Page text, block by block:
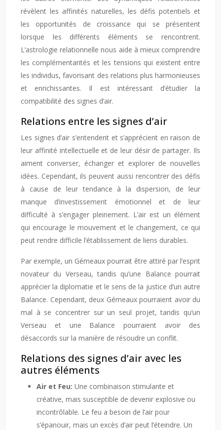
révèlent les affinités naturelles, les défis potentiels et
les opportunités de croissance qui se présentent
lorsque les différents éléments se rencontrent.
L’astrologie relationnelle nous aide à mieux comprendre
les complémentarités et les tensions qui existent entre
les individus, favorisant des relations plus harmonieuses
et enrichissantes. Il est intéressant d’étudier la
compatibilité des signes d’air.
Relations entre les signes d’air
Les signes d’air s’entendent et s’apprécient en raison de
leur affinité intellectuelle et de leur désir de partager. Ils
aiment converser, échanger et explorer de nouvelles
idées. Cependant, ils peuvent aussi rencontrer des défis
à cause de leur tendance à la dispersion, de leur
manque d’investissement émotionnel et de leur
difficulté à s’engager pleinement. L’air est un élément
qui encourage le mouvement et le changement, ce qui
peut rendre difficile l’établissement de liens durables.
Par exemple, un Gémeaux pourrait être attiré par l’esprit
novateur du Verseau, tandis qu’une Balance pourrait
apprécier la diplomatie et le sens de la justice d’un autre
Balance. Cependant, deux Gémeaux pourraient avoir du
mal à se concentrer sur un seul projet, tandis qu’un
Verseau et une Balance pourraient avoir des
désaccords sur la manière de résoudre un conflit.
Relations des signes d’air avec les
autres éléments
Air et Feu: Une combinaison stimulante et
créative, mais susceptible de devenir explosive ou
incontrôlable. Le feu a besoin de l’air pour
s’épanouir, mais un excès d’air peut l’éteindre. Un